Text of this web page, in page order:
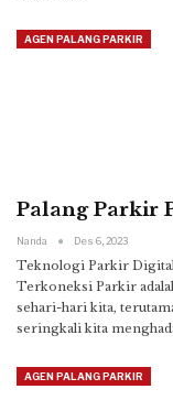
AGEN PALANG PARKIR
Palang Parkir
Nanda Des 6, 2023
Teknologi Parkir
Terkoneksi Parkir
sehari-hari kita,
seringkali kita
AGEN PALANG PARKIR